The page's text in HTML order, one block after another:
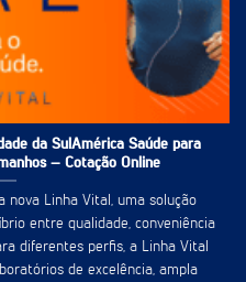
da SulAmérica Saúde para
– Cotação Online
nova Linha Vital, uma solução
entre qualidade, conveniência
diferentes perfis, a Linha Vital
de excelência, ampla